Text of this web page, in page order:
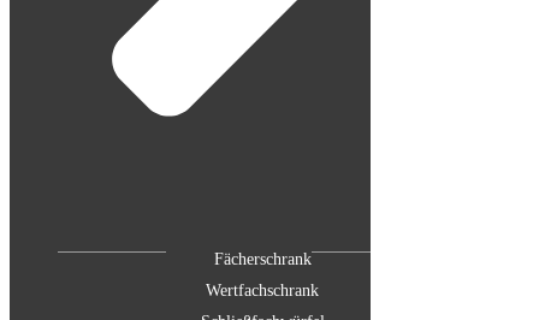
Fächerschrank
Wertfachschrank